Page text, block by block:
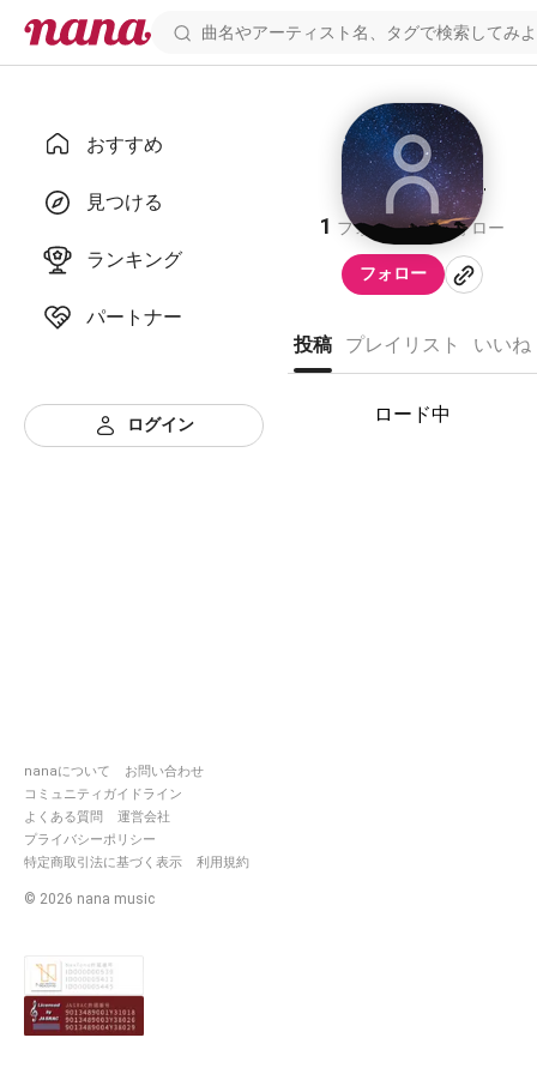
おすすめ
見つける
ランキング
パートナー
ログイン
nanaについて
お問い合わせ
コミュニティガイドライン
よくある質問
運営会社
プライバシーポリシー
特定商取引法に基づく表示
利用規約
© 2026 nana music
ProSinger1234
1 フォロワー0 フォロー
フォロー
投稿 プレイリスト いいね
ロード中